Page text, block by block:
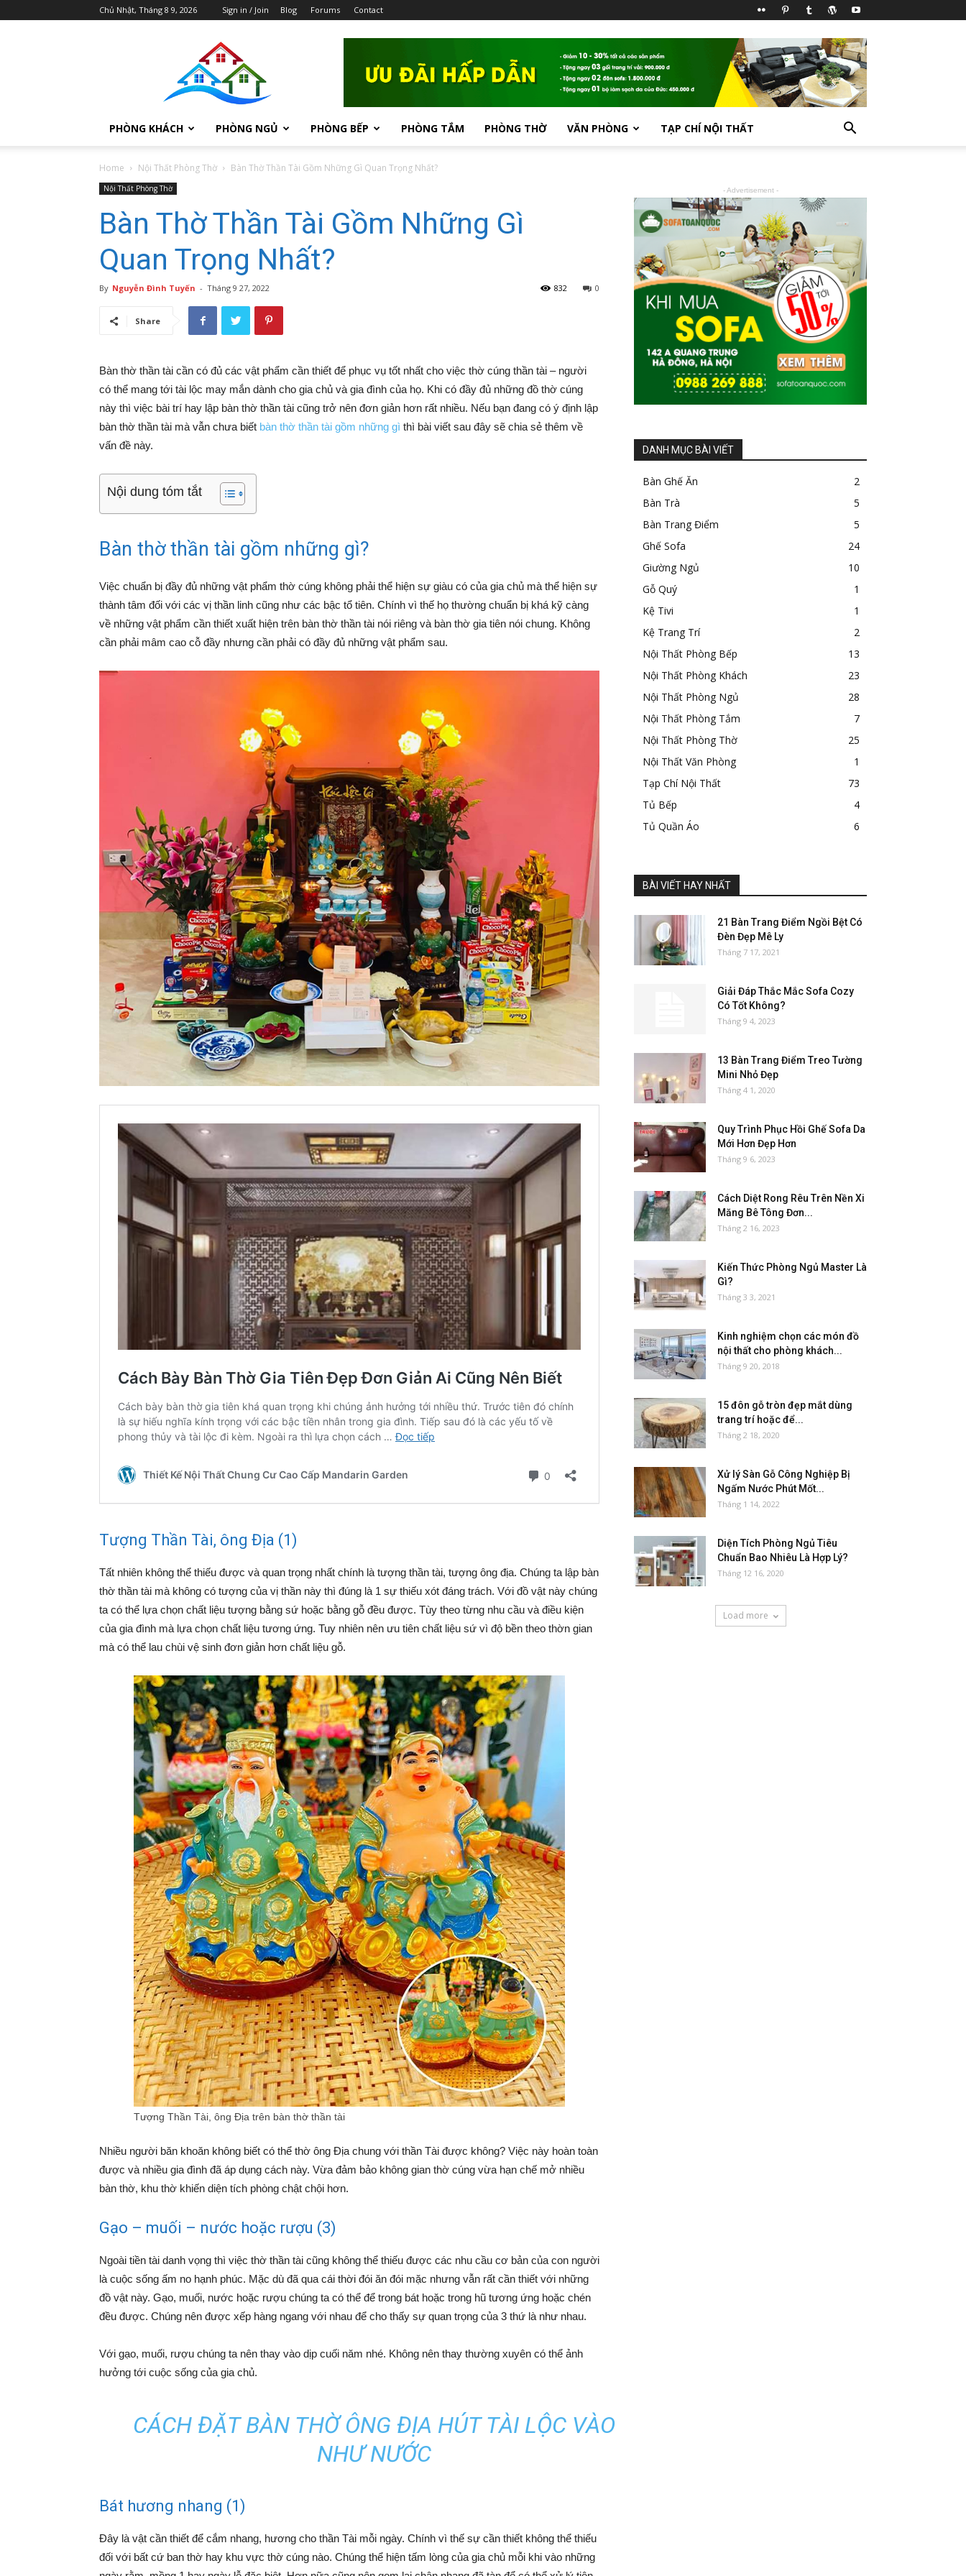
Chủ Nhật, Tháng 8 9, 2026 Sign in / Join Blog Forums Contact
Cư
Mandarin
Garden
PHÒNG KHÁCH PHÒNG NGỦ PHÒNG BẾP PHÒNG TẮM PHÒNG THỜ VĂN PHÒNG TẠP CHÍ NỘI THẤT
Home Nội Thất Phòng Thờ Bàn Thờ Thần Tài Gồm Những Gì Quan Trọng Nhất?
Nội Thất Phòng Thờ
Bàn Thờ Thần Tài Gồm Những Gì
Quan Trọng Nhất?
By Nguyễn Đình Tuyến - Tháng 9 27, 2022 0
832
Share
Bàn thờ thần tài cần có đủ các vật phẩm cần thiết để phục vụ tốt nhất cho việc thờ cúng thần tài – người
có thể mang tới tài lộc may mắn dành cho gia chủ và gia đình của họ. Khi có đầy đủ những đồ thờ cúng
này thì việc bài trí hay lập bàn thờ thần tài cũng trở nên đơn giản hơn rất nhiều. Nếu bạn đang có ý định lập
bàn thờ thần tài mà vẫn chưa biết bàn thờ thần tài gồm những gì thì bài viết sau đây sẽ chia sẻ thêm về
vấn đề này.
Nội dung tóm tắt
Bàn thờ thần tài gồm những gì?
Việc chuẩn bị đầy đủ những vật phẩm thờ cúng không phải thể hiện sự giàu có của gia chủ mà thể hiện sự
thành tâm đối với các vị thần linh cũng như các bậc tổ tiên. Chính vì thế họ thường chuẩn bị khá kỹ càng
về những vật phẩm cần thiết xuất hiện trên bàn thờ thần tài nói riêng và bàn thờ gia tiên nói chung. Không
cần phải mâm cao cỗ đầy nhưng cần phải có đầy đủ những vật phẩm sau.
Tượng Thần Tài, ông Địa (1)
Tất nhiên không thể thiếu được và quan trọng nhất chính là tượng thần tài, tượng ông địa. Chúng ta lập bàn
thờ thần tài mà không có tượng của vị thần này thì đúng là 1 sự thiếu xót đáng trách. Với đồ vật này chúng
ta có thể lựa chọn chất liệu tượng bằng sứ hoặc bằng gỗ đều được. Tùy theo từng nhu cầu và điều kiện
của gia đình mà lựa chọn chất liệu tương ứng. Tuy nhiên nên ưu tiên chất liệu sứ vì độ bền theo thờn gian
mà có thể lau chùi vệ sinh đơn giản hơn chất liệu gỗ.
Tượng Thần Tài, ông Địa trên bàn thờ thần tài
Nhiều người băn khoăn không biết có thể thờ ông Địa chung với thần Tài được không? Việc này hoàn toàn
được và nhiều gia đình đã áp dụng cách này. Vừa đảm bảo không gian thờ cúng vừa hạn chế mở nhiều
bàn thờ, khu thờ khiến diện tích phòng chật chội hơn.
Gạo – muối – nước hoặc rượu (3)
Ngoài tiền tài danh vọng thì việc thờ thần tài cũng không thể thiếu được các nhu cầu cơ bản của con người
là cuộc sống ấm no hạnh phúc. Mặc dù đã qua cái thời đói ăn đói mặc nhưng vẫn rất cần thiết với những
đồ vật này. Gạo, muối, nước hoặc rượu chúng ta có thể để trong bát hoặc trong hũ tương ứng hoặc chén
đều được. Chúng nên được xếp hàng ngang với nhau để cho thấy sự quan trọng của 3 thứ là như nhau.
Với gạo, muối, rượu chúng ta nên thay vào dịp cuối năm nhé. Không nên thay thường xuyên có thể ảnh
hưởng tới cuộc sống của gia chủ.
CÁCH ĐẶT BÀN THỜ ÔNG ĐỊA HÚT TÀI LỘC VÀO
NHƯ NƯỚC
Bát hương nhang (1)
Đây là vật cần thiết để cắm nhang, hương cho thần Tài mỗi ngày. Chính vì thế sự cần thiết không thể thiếu
đối với bất cứ ban thờ hay khu vực thờ cúng nào. Chúng thể hiện tấm lòng của gia chủ mỗi khi vào những
- Advertisement -
DANH MỤC BÀI VIẾT
Bàn Ghế Ăn
2
Bàn Trà
5
Bàn Trang Điểm
5
Ghế Sofa
24
Giường Ngủ
10
Gỗ Quý
1
Kệ Tivi
1
Kệ Trang Trí
2
Nội Thất Phòng Bếp
13
Nội Thất Phòng Khách
23
Nội Thất Phòng Ngủ
28
Nội Thất Phòng Tắm
7
Nội Thất Phòng Thờ
25
Nội Thất Văn Phòng
1
Tạp Chí Nội Thất
73
Tủ Bếp
4
Tủ Quần Áo
6
BÀI VIẾT HAY NHẤT
21 Bàn Trang Điểm Ngồi Bệt Có
Đèn Đẹp Mê Ly
Tháng 7 17, 2021
Giải Đáp Thắc Mắc Sofa Cozy
Có Tốt Không?
Tháng 9 4, 2023
13 Bàn Trang Điểm Treo Tường
Mini Nhỏ Đẹp
Tháng 4 1, 2020
Quy Trình Phục Hồi Ghế Sofa Da
Mới Hơn Đẹp Hơn
Tháng 9 6, 2023
Cách Diệt Rong Rêu Trên Nền Xi
Măng Bê Tông Đơn...
Tháng 2 16, 2023
Kiến Thức Phòng Ngủ Master Là
Gì?
Tháng 3 3, 2021
Kinh nghiệm chọn các món đồ
nội thất cho phòng khách...
Tháng 9 20, 2018
15 đôn gỗ tròn đẹp mắt dùng
trang trí hoặc để...
Tháng 2 18, 2020
Xử lý Sàn Gỗ Công Nghiệp Bị
Ngấm Nước Phút Mốt...
Tháng 1 14, 2022
Diện Tích Phòng Ngủ Tiêu
Chuẩn Bao Nhiêu Là Hợp Lý?
Tháng 12 16, 2020
Load more